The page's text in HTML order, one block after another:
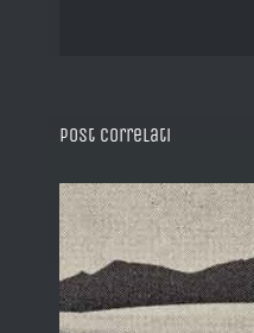
Post correlati